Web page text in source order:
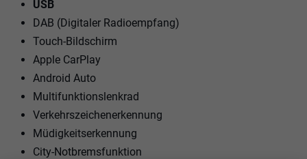
USB
DAB (Digitaler Radioempfang)
Touch-Bildschirm
Apple CarPlay
Android Auto
Multifunktionslenkrad
Verkehrszeichenerkennung
Müdigkeitserkennung
City-Notbremsfunktion